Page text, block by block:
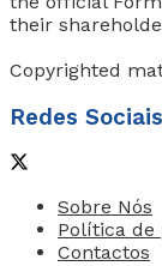
their
Copyrighted
Redes Sociais
Sobre Nós
Política de
Contactos